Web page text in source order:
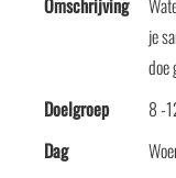
Omschrijving
je
doe
Doelgroep
8 -
Dag